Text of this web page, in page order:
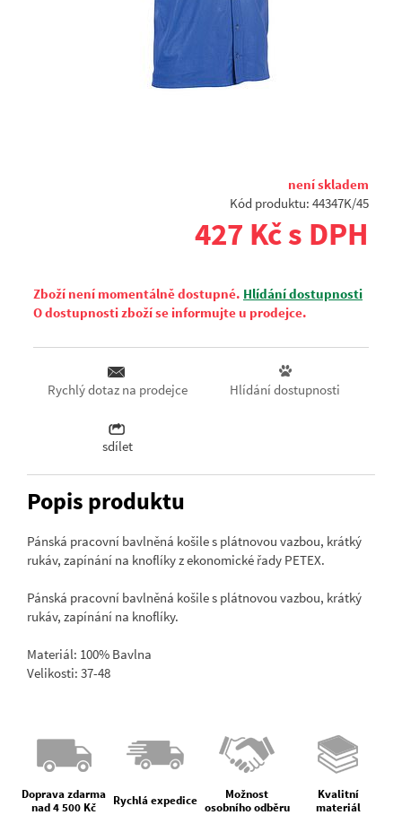
není skladem
Kód produktu: 44347K/45
427 Kč s DPH
Zboží není momentálně dostupné. Hlídání dostupnosti
O dostupnosti zboží se informujte u prodejce.
Rychlý dotaz na prodejce Hlídání dostupnosti
sdílet
Popis produktu
Pánská pracovní bavlněná košile s plátnovou vazbou, krátký
rukáv, zapínání na knoflíky z ekonomické řady PETEX.
Pánská pracovní bavlněná košile s plátnovou vazbou, krátký
rukáv, zapínání na knoflíky.
Materiál: 100% Bavlna
Velikosti: 37-48
Doprava zdarma
nad 4 500 Kč
Rychlá expedice
Možnost
osobního odběru
Kvalitní
materiál